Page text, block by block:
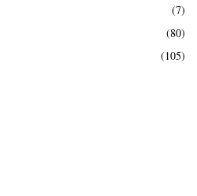
(7)
(80)
(105)